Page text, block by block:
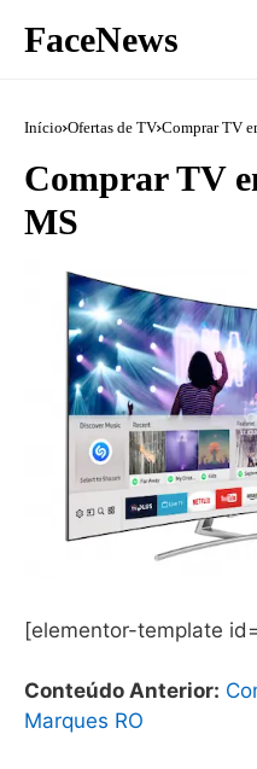
FaceNews
Início Ofertas de TV Comprar TV
Comprar TV
MS
[elementor-template
Conteúdo Anterior:
Marques RO